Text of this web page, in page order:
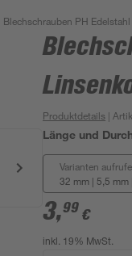
Blechschrauben PH
Produktdetails |
Länge und
Varianten
32 mm | 5,5 mm
3,99 €
inkl. 19% MwSt.